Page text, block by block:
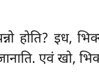
होति? इध,
एवं खो,